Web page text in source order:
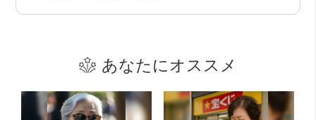
あなたにオススメ